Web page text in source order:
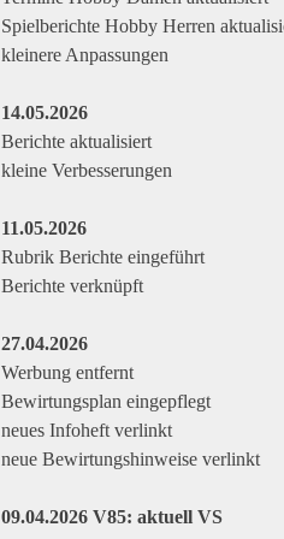
Spielberichte Hobby Herren
kleinere Anpassungen
14.05.2026
Berichte aktualisiert
kleine Verbesserungen
11.05.2026
Rubrik Berichte eingeführt
Berichte verknüpft
27.04.2026
Werbung entfernt
Bewirtungsplan eingepflegt
neues Infoheft verlinkt
neue Bewirtungshinweise verlinkt
09.04.2026 V85: aktuell VS